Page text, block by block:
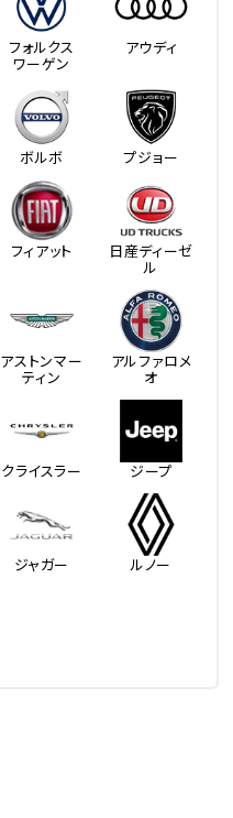
フォルクス
ワーゲン
アウディ
ボルボ プジョー
フィアット 日産ディーゼ
ル
アストンマー
ティン
アルファロメ
オ
クライスラー ジープ
ジャガー ルノー